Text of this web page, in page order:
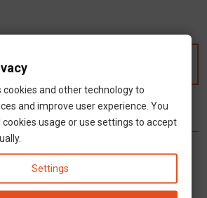
Videó Munka TV
cookies and other technology to
and improve user experience. You
cookies usage or use settings to accept
Settings